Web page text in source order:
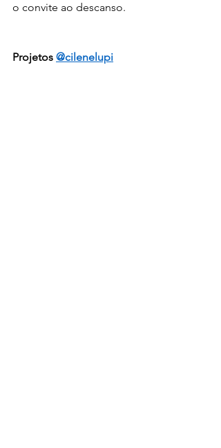
o convite ao descanso.
Projetos @cilenelupi